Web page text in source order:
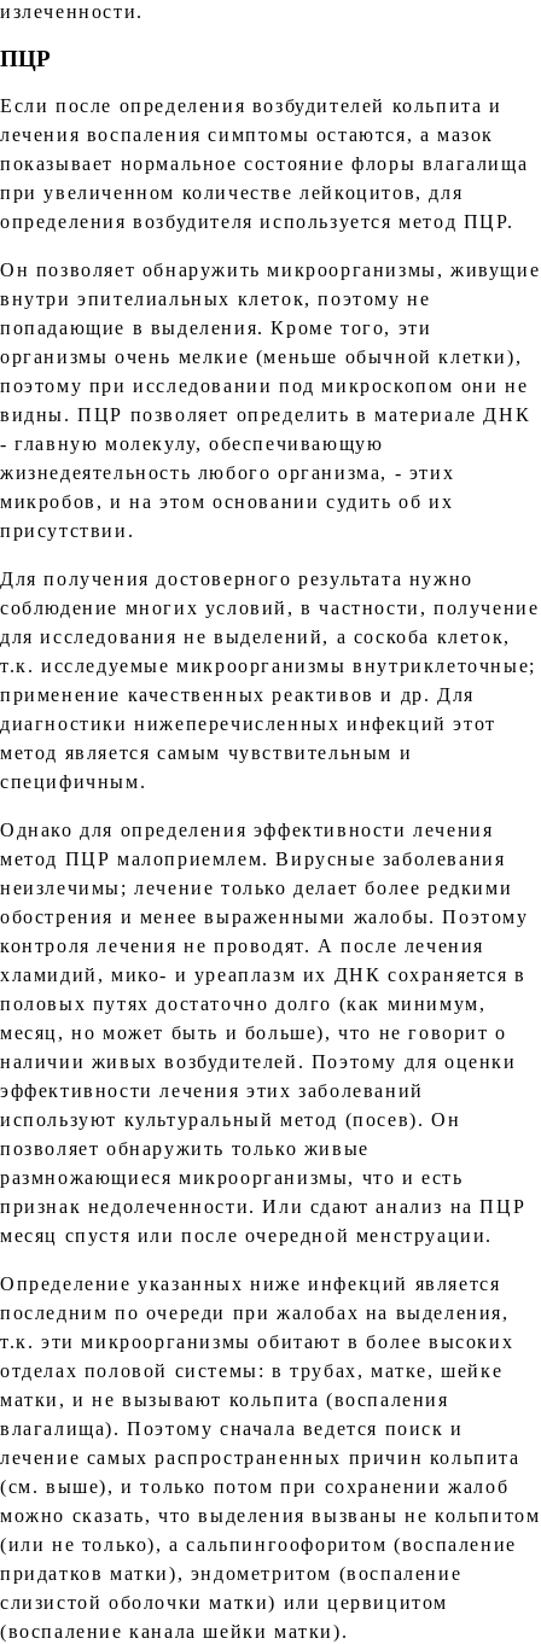
излеченности.
ПЦР
Если после определения возбудителей кольпита и
лечения воспаления симптомы остаются, а мазок
показывает нормальное состояние флоры влагалища
при увеличенном количестве лейкоцитов, для
определения возбудителя используется метод ПЦР.
Он позволяет обнаружить микроорганизмы, живущие
внутри эпителиальных клеток, поэтому не
попадающие в выделения. Кроме того, эти
организмы очень мелкие (меньше обычной клетки),
поэтому при исследовании под микроскопом они не
видны. ПЦР позволяет определить в материале ДНК
- главную молекулу, обеспечивающую
жизнедеятельность любого организма, - этих
микробов, и на этом основании судить об их
присутствии.
Для получения достоверного результата нужно
соблюдение многих условий, в частности, получение
для исследования не выделений, а соскоба клеток,
т.к. исследуемые микроорганизмы внутриклеточные;
применение качественных реактивов и др. Для
диагностики нижеперечисленных инфекций этот
метод является самым чувствительным и
специфичным.
Однако для определения эффективности лечения
метод ПЦР малоприемлем. Вирусные заболевания
неизлечимы; лечение только делает более редкими
обострения и менее выраженными жалобы. Поэтому
контроля лечения не проводят. А после лечения
хламидий, мико- и уреаплазм их ДНК сохраняется в
половых путях достаточно долго (как минимум,
месяц, но может быть и больше), что не говорит о
наличии живых возбудителей. Поэтому для оценки
эффективности лечения этих заболеваний
используют культуральный метод (посев). Он
позволяет обнаружить только живые
размножающиеся микроорганизмы, что и есть
признак недолеченности. Или сдают анализ на ПЦР
месяц спустя или после очередной менструации.
Определение указанных ниже инфекций является
последним по очереди при жалобах на выделения,
т.к. эти микроорганизмы обитают в более высоких
отделах половой системы: в трубах, матке, шейке
матки, и не вызывают кольпита (воспаления
влагалища). Поэтому сначала ведется поиск и
лечение самых распространенных причин кольпита
(см. выше), и только потом при сохранении жалоб
можно сказать, что выделения вызваны не кольпитом
(или не только), а сальпингоофоритом (воспаление
придатков матки), эндометритом (воспаление
слизистой оболочки матки) или цервицитом
(воспаление канала шейки матки).